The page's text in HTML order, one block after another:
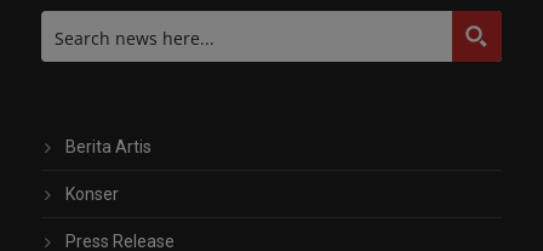
Berita Artis
Konser
Press Release